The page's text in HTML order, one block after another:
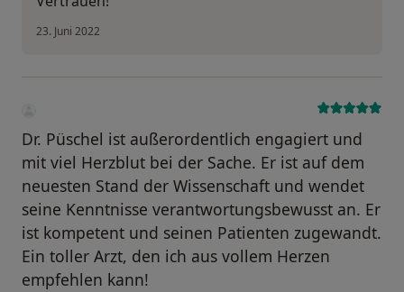
23. Juni 2022
Dr. Püschel ist außerordentlich engagiert und
mit viel Herzblut bei der Sache. Er ist auf dem
neuesten Stand der Wissenschaft und wendet
seine Kenntnisse verantwortungsbewusst an. Er
ist kompetent und seinen Patienten zugewandt.
Ein toller Arzt, den ich aus vollem Herzen
empfehlen kann!